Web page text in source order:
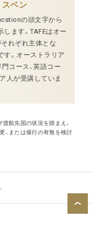
ベン
の頭文字から
します。TAFEはオー
れぞれ主体とな
す。オーストラリア
コース、英語コー
人が受講していま
航先国の状況を踏まえ、
、または催行の有無を検討